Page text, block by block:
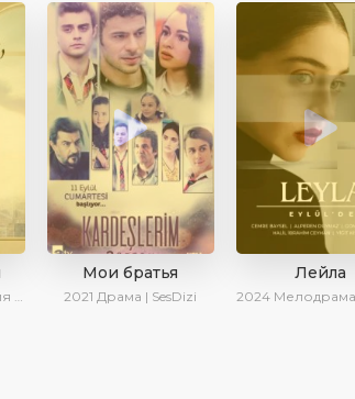
Мои братья
2021 Драма | SesDizi
Лейла
2024 Мелодрама | Драма | Ирина Котова | AveTurk |